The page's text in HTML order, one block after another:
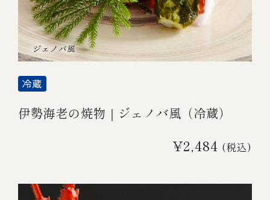
伊勢海老の焼物｜ジェノバ風（冷蔵）
¥2,484 (税込)